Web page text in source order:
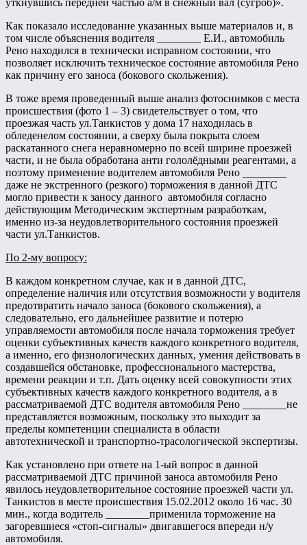
Как показало исследование указанных выше материалов и, в
том числе объяснения водителя ________ Е.И., автомобиль
Рено находился в технически исправном состоянии, что
позволяет исключить техническое состояние автомобиля Рено
как причину его заноса (бокового скольжения).
В тоже время проведенный выше анализ фотоснимков с места
происшествия (фото 1 – 3) свидетельствует о том, что
проезжая часть ул.Танкистов у дома 17 находилась в
обледенелом состоянии, а сверху была покрыта слоем
раскатанного снега неравномерно по всей ширине проезжей
части, и не была обработана анти гололёдными реагентами, а
поэтому применение водителем автомобиля Рено ________
даже не экстренного (резкого) торможения в данной ДТС
могло привести к заносу данного автомобиля согласно
действующим Методическим экспертным разработкам,
именно из-за неудовлетворительного состояния проезжей
части ул.Танкистов.
По 2-му вопросу:
В каждом конкретном случае, как и в данной ДТС,
определение наличия или отсутствия возможности у водителя
предотвратить начало заноса (бокового скольжения), а
следовательно, его дальнейшее развитие и потерю
управляемости автомобиля после начала торможения требует
оценки субъективных качеств каждого конкретного водителя,
а именно, его физиологических данных, умения действовать в
создавшейся обстановке, профессионального мастерства,
времени реакции и т.п. Дать оценку всей совокупности этих
субъективных качеств каждого конкретного водителя, а в
рассматриваемой ДТС водителя автомобиля Рено ________не
представляется возможным, поскольку это выходит за
пределы компетенции специалиста в области
автотехнической и транспортно-трасологической экспертизы.
Как установлено при ответе на 1-ый вопрос в данной
рассматриваемой ДТС причиной заноса автомобиля Рено
явилось неудовлетворительное состояние проезжей части ул.
Танкистов в месте происшествия 15.02.2012 около 16 час. 30
мин., когда водитель ________применила торможение на
загоревшиеся «стоп-сигналы» двигавшегося впереди н/у
автомобиля.